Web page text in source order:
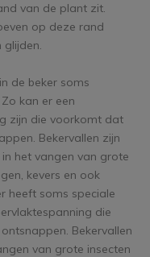
van de plant zit.
op deze rand
de beker soms
kan er een
zijn die voorkomt dat
Bekervallen zijn
het vangen van grote
kevers en ook
heeft soms speciale
die
Bekervallen
van grote insecten